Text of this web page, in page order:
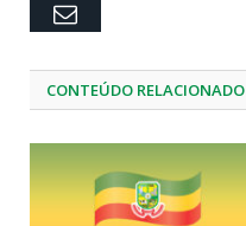
Email
CONTEÚDO RELACIONADO